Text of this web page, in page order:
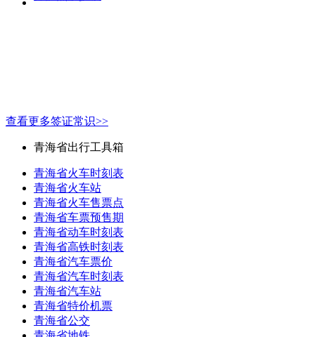
查看更多签证常识>>
青海省出行工具箱
青海省火车时刻表
青海省火车站
青海省火车售票点
青海省车票预售期
青海省动车时刻表
青海省高铁时刻表
青海省汽车票价
青海省汽车时刻表
青海省汽车站
青海省特价机票
青海省公交